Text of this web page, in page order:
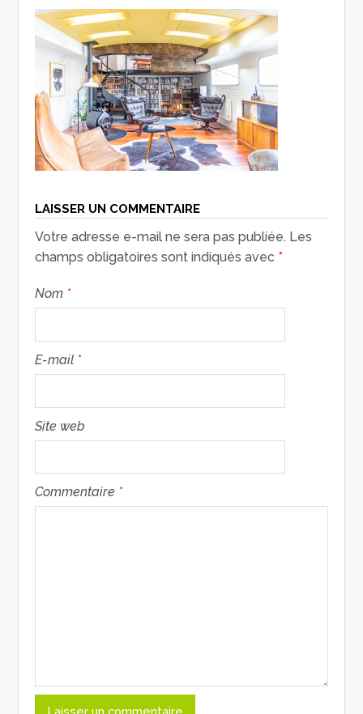
LAISSER UN COMMENTAIRE
Votre adresse e-mail ne sera pas publiée. Les
champs obligatoires sont indiqués avec *
Nom *
E-mail *
Site web
Commentaire *